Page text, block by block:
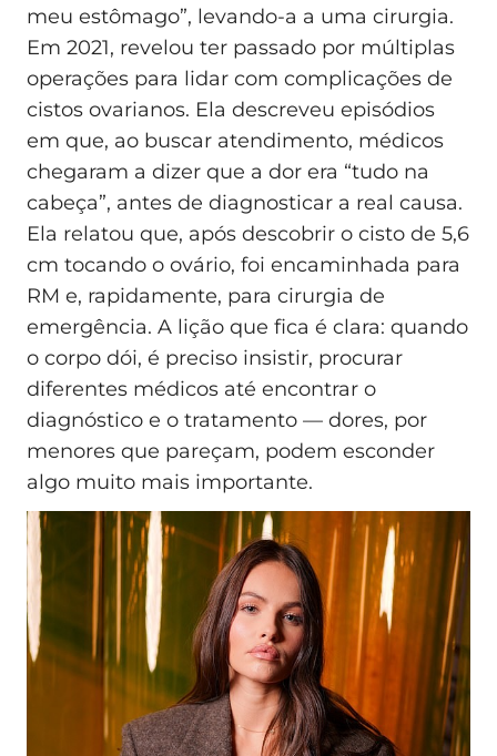
meu estômago”, levando-a a uma cirurgia.
Em 2021, revelou ter passado por múltiplas
operações para lidar com complicações de
cistos ovarianos. Ela descreveu episódios
em que, ao buscar atendimento, médicos
chegaram a dizer que a dor era “tudo na
cabeça”, antes de diagnosticar a real causa.
Ela relatou que, após descobrir o cisto de 5,6
cm tocando o ovário, foi encaminhada para
RM e, rapidamente, para cirurgia de
emergência. A lição que fica é clara: quando
o corpo dói, é preciso insistir, procurar
diferentes médicos até encontrar o
diagnóstico e o tratamento — dores, por
menores que pareçam, podem esconder
algo muito mais importante.